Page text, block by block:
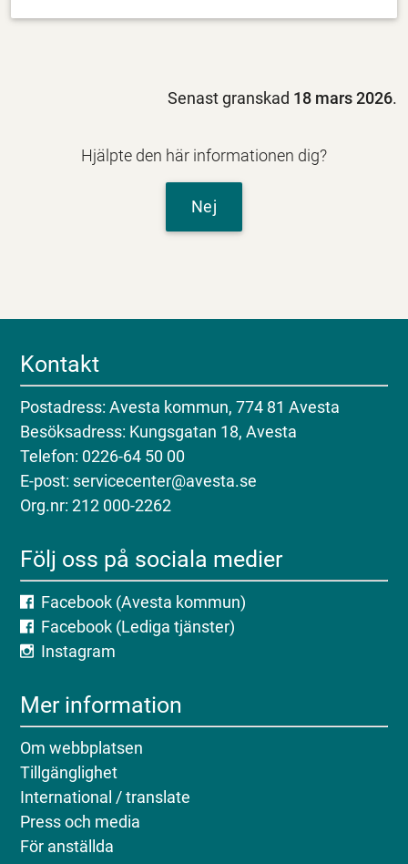
Senast granskad 18 mars 2026.
Hjälpte den här informationen dig?
Nej
Kontakt
Postadress: Avesta kommun, 774 81 Avesta
Besöksadress: Kungsgatan 18, Avesta
Telefon: 0226-64 50 00
E-post: servicecenter@avesta.se
Org.nr: 212 000-2262
Följ oss på sociala medier
Facebook (Avesta kommun)
Facebook (Lediga tjänster)
Instagram
Mer information
Om webbplatsen
Tillgänglighet
International / translate
Press och media
För anställda